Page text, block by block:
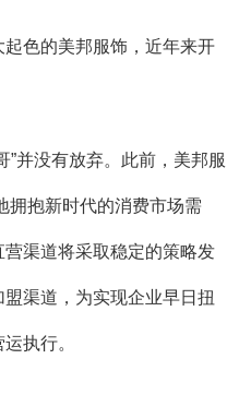
色的美邦服饰，近年来开
没有放弃。此前，美邦服
拥抱新时代的消费市场需
渠道将采取稳定的策略发
渠道，为实现企业早日扭
执行。